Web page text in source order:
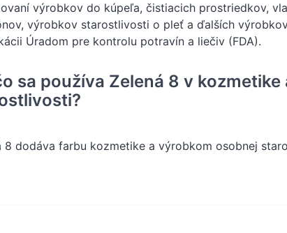
výrobkov do kúpeľa, čistiacich prostriedkov,
výrobkov starostlivosti o pleť a ďalších
Úradom pre kontrolu potravín a liečiv (FDA).
sa používa Zelená 8 v
8 dodáva farbu kozmetike a výrobkom osobnej